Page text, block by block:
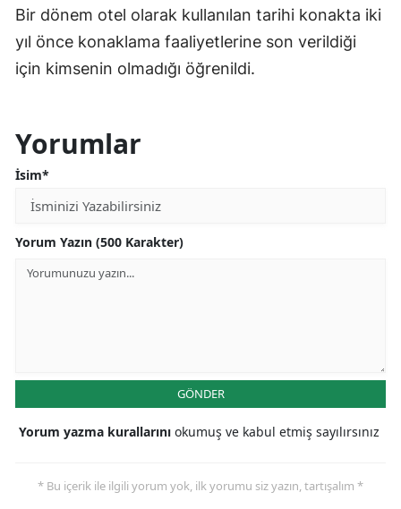
Bir dönem otel olarak kullanılan tarihi konakta iki
yıl önce konaklama faaliyetlerine son verildiği
için kimsenin olmadığı öğrenildi.
Yorumlar
İsim*
Yorum Yazın (500 Karakter)
GÖNDER
Yorum yazma kurallarını okumuş ve kabul etmiş sayılırsınız
* Bu içerik ile ilgili yorum yok, ilk yorumu siz yazın, tartışalım *